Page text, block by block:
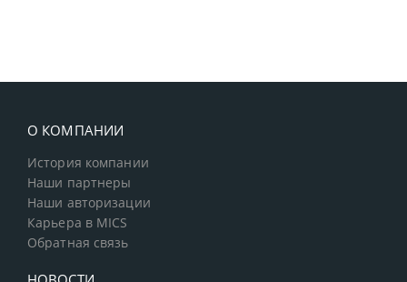
О КОМПАНИИ
История компании
Наши партнеры
Наши авторизации
Карьера в MICS
Обратная связь